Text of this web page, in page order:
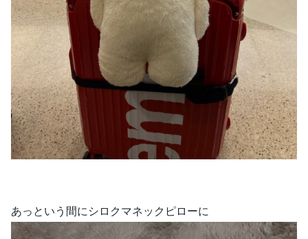
あっという間にシロクマネックピローに